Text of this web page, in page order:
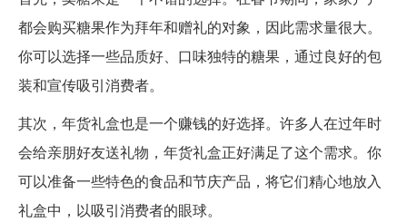
都会购买糖果作为拜年和赠礼的对象，因此需求量很大。
你可以选择一些品质好、口味独特的糖果，通过良好的包
装和宣传吸引消费者。
其次，年货礼盒也是一个赚钱的好选择。许多人在过年时
会给亲朋好友送礼物，年货礼盒正好满足了这个需求。你
可以准备一些特色的食品和节庆产品，将它们精心地放入
礼盒中，以吸引消费者的眼球。